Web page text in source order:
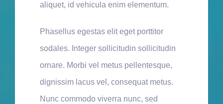
aliquet, id vehicula enim elementum.
Phasellus egestas elit eget porttitor
sodales. Integer sollicitudin sollicitudin
ornare. Morbi vel metus pellentesque,
dignissim lacus vel, consequat metus.
Nunc commodo viverra nunc, sed